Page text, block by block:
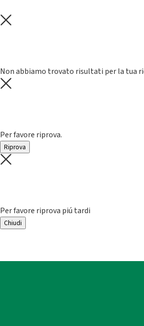
Non abbiamo trovato risultati per la tua
Per favore riprova.
Riprova
Per favore riprova piú tardi
Chiudi